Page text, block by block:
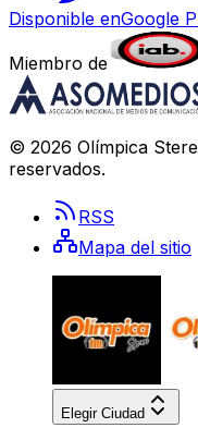
Disponible enGoogle
Miembro de
© 2026 Olímpica
reservados.
RSS
Mapa del sitio
Elegir Ciudad